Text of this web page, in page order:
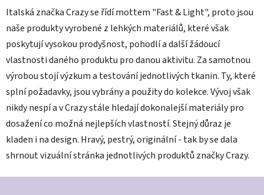
l
á
d
a
c
í
p
r
v
k
y
v
p
Italská značka Crazy se řídí mottem "Fast & Light", proto jsou
naše produkty vyrobené z lehkých materiálů, které však
poskytují vysokou prodyšnost, pohodlí a další žádoucí
vlastnosti daného produktu pro danou aktivitu. Za samotnou
výrobou stojí výzkum a testování jednotlivých tkanin. Ty, které
splní požadavky, jsou vybrány a použity do kolekce. Vývoj však
nikdy nespí a v Crazy stále hledají dokonalejší materiály pro
dosažení co možná nejlepších vlastností. Stejný důraz je
kladen i na design. Hravý, pestrý, originální - tak by se dala
shrnout vizuální stránka jednotlivých produktů značky Crazy.
Z